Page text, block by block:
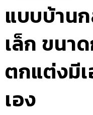
แบบบ้าน
เล็ก ขนา
ตกแต่งมี
เอง